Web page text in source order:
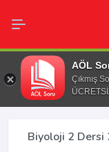
AÖL
Çıkmış
Biyoloji 2 Dersi